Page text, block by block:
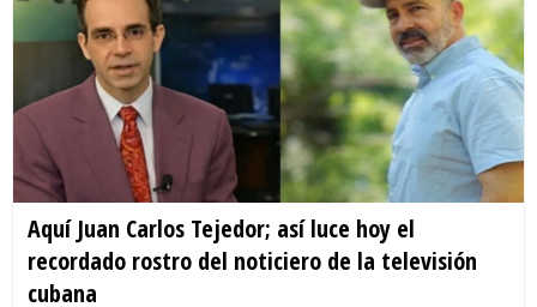
Aquí Juan Carlos Tejedor; así luce hoy el
recordado rostro del noticiero de la televisión
cubana